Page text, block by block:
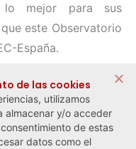
lo mejor para sus
este Observatorio
España.
de las cookies
utilizamos
almacenar y/o acceder
de estas
datos como el